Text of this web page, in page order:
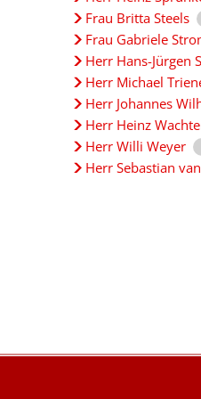
Frau Britta Steels
Frau Gabriele
Herr Hans-Jürgen
Herr Michael
Herr Johannes
Herr Heinz
Herr Willi Weyer
Herr Sebastian